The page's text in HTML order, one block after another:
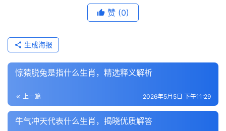
赞 (0)
生成海报
惊猿脱兔是指什么生肖，精选释义解析
上一篇 2026年5月5日 下午11:29
牛气冲天代表什么生肖，揭晓优质解答